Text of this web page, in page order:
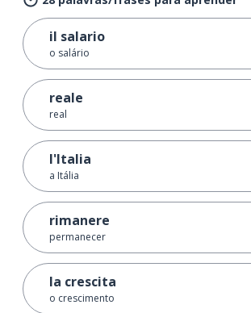
il salario
o salário
reale
real
l'Italia
a Itália
rimanere
permanecer
la crescita
o crescimento